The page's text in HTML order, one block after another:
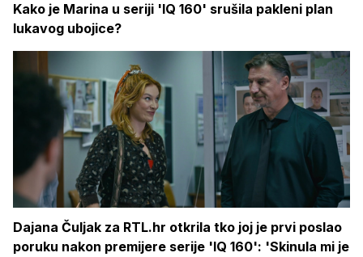
Kako je Marina u seriji 'IQ 160' srušila pakleni plan
lukavog ubojice?
Dajana Čuljak za RTL.hr otkrila tko joj je prvi poslao
poruku nakon premijere serije 'IQ 160': 'Skinula mi je